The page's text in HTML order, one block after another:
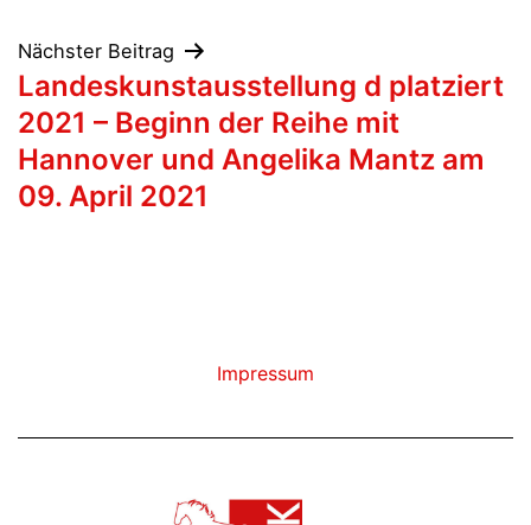
Nächster Beitrag
Landeskunstausstellung d platziert
2021 – Beginn der Reihe mit
Hannover und Angelika Mantz am
09. April 2021
Impressum